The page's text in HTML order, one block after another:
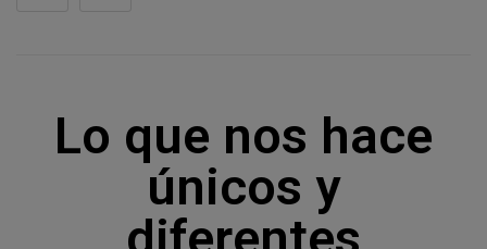
Lo que nos hace
únicos y